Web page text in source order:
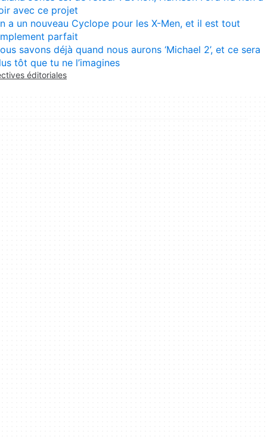
avec ce projet
a un nouveau Cyclope pour les X-Men, et il est tout
parfait
savons déjà quand nous aurons ‘Michael 2’, et ce sera
tôt que tu ne l’imagines
éditoriales